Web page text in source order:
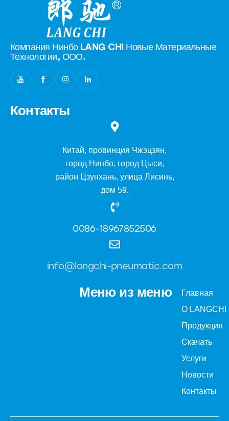
Компания Нинбо LANG CHI Новые Материальные
Технологии, ООО.
Контакты
Китай, провинция Чжэцзян,
город Нинбо, город Цыси,
район Цзунхань, улица Лисинь,
дом 59.
0086-18967852506
info@langchi-pneumatic.com
Меню из меню
Главная
О LANGCHI
Продукция
Скачать
Услуги
Новости
Контакты